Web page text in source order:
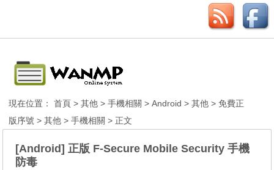
現在位置：首頁 >其他 >手機相關 >Android >其他 >免費正
版序號 >其他 >手機相關 > 正文
[Android] 正版 F-Secure Mobile Security 手機
防毒